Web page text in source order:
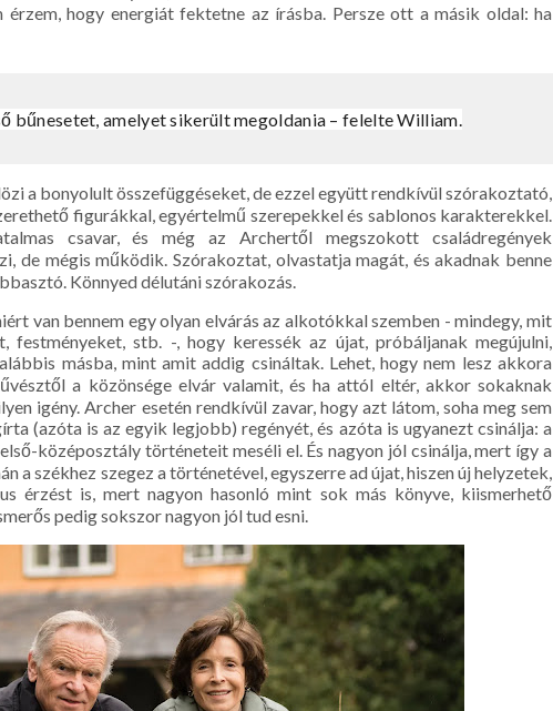
érzem, hogy energiát fektetne az írásba. Persze ott a másik oldal: ha
bűnesetet, amelyet sikerült megoldania – felelte William.
a bonyolult összefüggéseket, de ezzel együtt rendkívül szórakoztató,
figurákkal, egyértelmű szerepekkel és sablonos karakterekkel.
csavar, és még az Archertől megszokott családregények
de mégis működik. Szórakoztat, olvastatja magát, és akadnak benne
Könnyed délutáni szórakozás.
van bennem egy olyan elvárás az alkotókkal szemben - mindegy, mit
festményeket, stb. -, hogy keressék az újat, próbáljanak megújulni,
másba, mint amit addig csináltak. Lehet, hogy nem lesz akkora
a közönsége elvár valamit, és ha attól eltér, akkor sokaknak
igény. Archer esetén rendkívül zavar, hogy azt látom, soha meg sem
(azóta is az egyik legjobb) regényét, és azóta is ugyanezt csinálja: a
középosztály történeteit meséli el. És nagyon jól csinálja, mert így a
a székhez szegez a történetével, egyszerre ad újat, hiszen új helyzetek,
érzést is, mert nagyon hasonló mint sok más könyve, kiismerhető
pedig sokszor nagyon jól tud esni.